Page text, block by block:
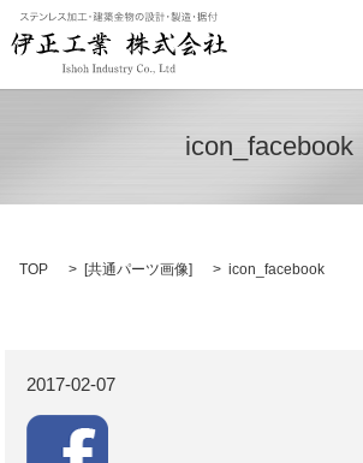
icon_facebook
TOP [共通パーツ画像] icon_facebook
2017-02-07